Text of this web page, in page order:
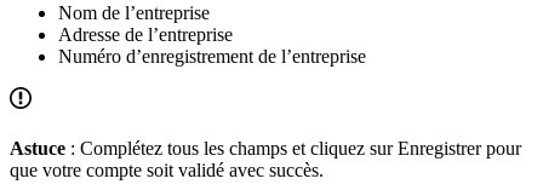
Nom de l’entreprise
Adresse de l’entreprise
Numéro d’enregistrement de l’entreprise
Astuce : Complétez tous les champs et cliquez sur Enregistrer pour
que votre compte soit validé avec succès.